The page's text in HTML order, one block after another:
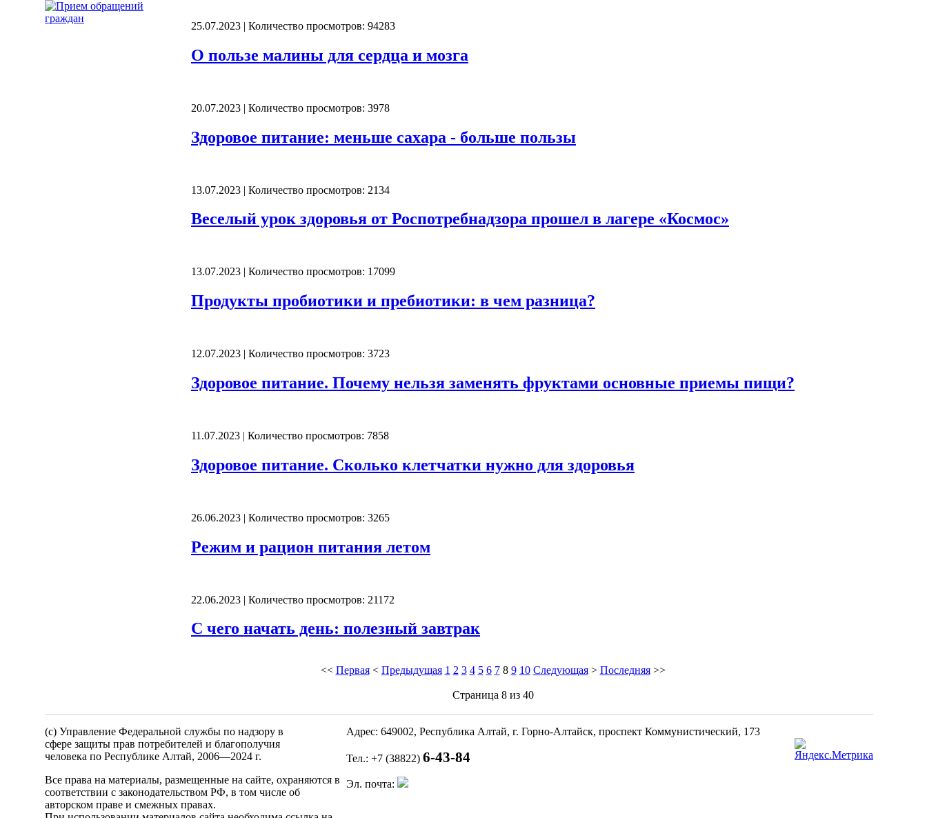
25.07.2023 | Количество просмотров: 94283
О пользе малины для сердца и мозга
20.07.2023 | Количество просмотров: 3978
Здоровое питание: меньше сахара - больше пользы
13.07.2023 | Количество просмотров: 2134
Веселый урок здоровья от Роспотребнадзора прошел в лагере «Космос»
13.07.2023 | Количество просмотров: 17099
Продукты пробиотики и пребиотики: в чем разница?
12.07.2023 | Количество просмотров: 3723
Здоровое питание. Почему нельзя заменять фруктами основные приемы пищи?
11.07.2023 | Количество просмотров: 7858
Здоровое питание. Сколько клетчатки нужно для здоровья
26.06.2023 | Количество просмотров: 3265
Режим и рацион питания летом
22.06.2023 | Количество просмотров: 21172
С чего начать день: полезный завтрак
<< Первая< Предыдущая 1 2 3 4 5 6 7 8 9 10 Следующая> Последняя>>
Страница 8 из 40
(c) Управление Федеральной службы по надзору в
сфере защиты прав потребителей и благополучия
человека по Республике Алтай, 2006—2024 г.
Все права на материалы, размещенные на сайте, охраняются в
соответствии с законодательством РФ, в том числе об
авторском праве и смежных правах.
Адрес: 649002, Республика Алтай, г. Горно-Алтайск, проспект Коммунистический, 173
Тел.: +7 (38822) 6-43-84
Эл. почта: